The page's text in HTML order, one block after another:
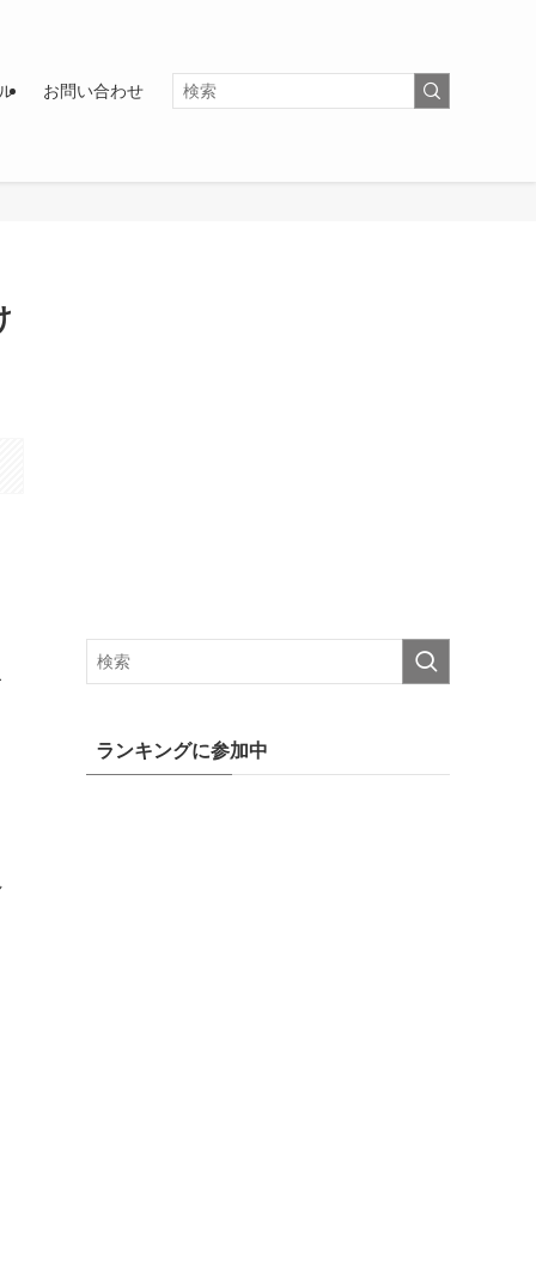
お問い合わせ
ランキングに参加中